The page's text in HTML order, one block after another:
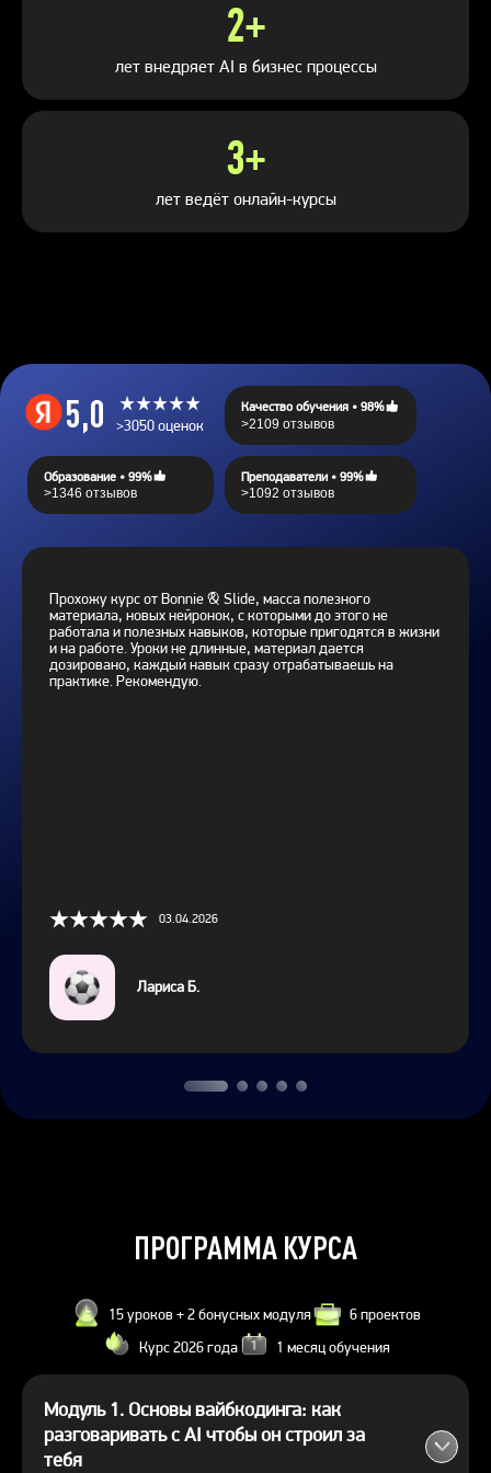
2+
лет внедряет AI в бизнес процессы
3+
лет ведёт онлайн-курсы
5,0 >3050 оценок
Качество обучения • 98%
>2109 отзывов
Образование • 99%
>1346 отзывов
Преподаватели • 99%
>1092 отзывов
Прохожу курс от Bonnie & Slide, масса полезного
материала, новых нейронок, с которыми до этого не
работала и полезных навыков, которые пригодятся в жизни
и на работе. Уроки не длинные, материал дается
дозировано, каждый навык сразу отрабатываешь на
практике. Рекомендую.
03.04.2026
Лариса Б.
ПРОГРАММА КУРСА
15 уроков + 2 бонусных модуля
6 проектов
Курс 2026 года
1 месяц обучения
Модуль 1. Основы вайбкодинга: как
разговаривать с AI чтобы он строил за
тебя